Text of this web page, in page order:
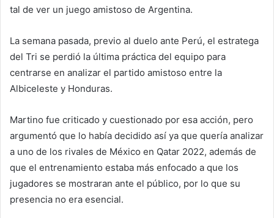
tal de ver un juego amistoso de Argentina.
La semana pasada, previo al duelo ante Perú, el estratega
del Tri se perdió la última práctica del equipo para
centrarse en analizar el partido amistoso entre la
Albiceleste y Honduras.
Martino fue criticado y cuestionado por esa acción, pero
argumentó que lo había decidido así ya que quería analizar
a uno de los rivales de México en Qatar 2022, además de
que el entrenamiento estaba más enfocado a que los
jugadores se mostraran ante el público, por lo que su
presencia no era esencial.